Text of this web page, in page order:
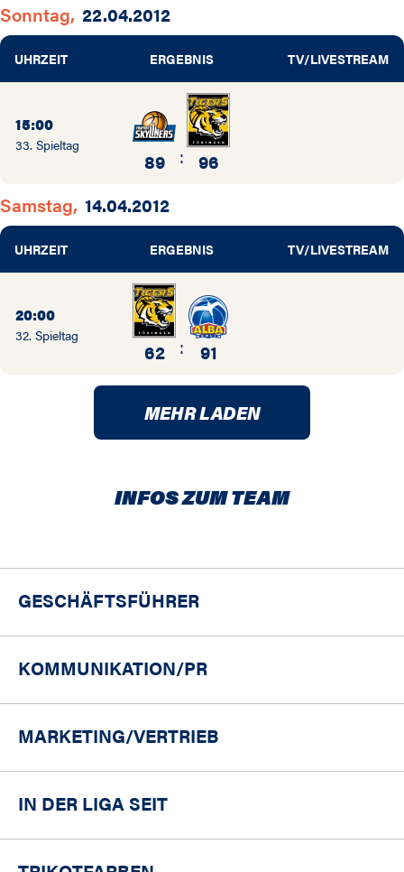
Sonntag, 22.04.2012
UHRZEIT ERGEBNIS TV/LIVESTREAM
15:00
33. Spieltag
89 : 96
Samstag, 14.04.2012
UHRZEIT ERGEBNIS TV/LIVESTREAM
20:00
32. Spieltag
62 : 91
MEHR LADEN
INFOS ZUM TEAM
GESCHÄFTSFÜHRER
KOMMUNIKATION/PR
MARKETING/VERTRIEB
IN DER LIGA SEIT